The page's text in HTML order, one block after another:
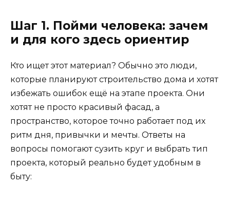
Шаг 1. Пойми человека: зачем
и для кого здесь ориентир
Кто ищет этот материал? Обычно это люди,
которые планируют строительство дома и хотят
избежать ошибок ещё на этапе проекта. Они
хотят не просто красивый фасад, а
пространство, которое точно работает под их
ритм дня, привычки и мечты. Ответы на
вопросы помогают сузить круг и выбрать тип
проекта, который реально будет удобным в
быту: